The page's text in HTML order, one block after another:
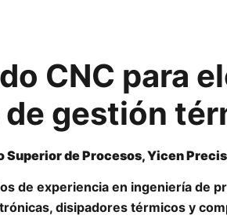
CNC para
gestión
Superior de Procesos, Yicen
de experiencia en ingeniería de
disipadores térmicos y